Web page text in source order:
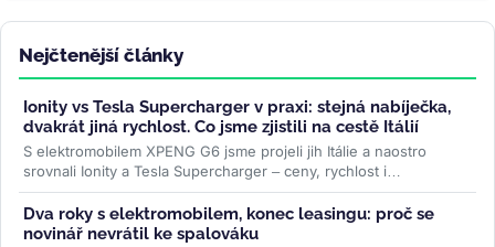
Nejčtenější články
Ionity vs Tesla Supercharger v praxi: stejná nabíječka,
dvakrát jiná rychlost. Co jsme zjistili na cestě Itálií
S elektromobilem XPENG G6 jsme projeli jih Itálie a naostro
srovnali Ionity a Tesla Supercharger – ceny, rychlost i
spolehlivost. Na stejné...>>
Dva roky s elektromobilem, konec leasingu: proč se
novinář nevrátil ke spalováku